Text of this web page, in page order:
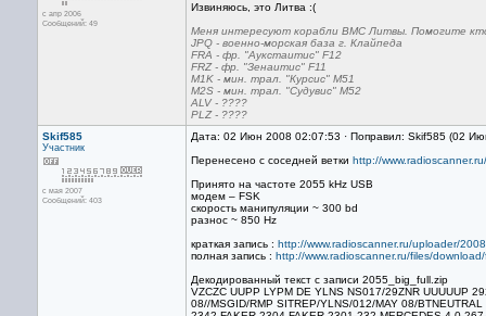
с апр 2006
Сообщений: 49
Извиняюсь, это Литва :(
Меня интересуют корабли ВМС Литвы. Помогите
JPQ - военно-морская база г. Клайпеда
FRA - фр. "Аукстаитис" F12
FRZ - фр. "Зенаитис" F11
M1K - мин. трал. "Курсис" M51
M2S - мин. трал. "Судувис" M52
ALV - ????
PLZ - ????
Skif585
Участник
с мая 2007
Сообщений: 403
Дата: 02 Июн 2008 02:07:53 · Поправил: Skif585 (02
Перенесено с соседней ветки http://
Принято на частоте 2055 kHz USB
модем – FSK
скорость манипуляции ~ 300 bd
разнос ~ 850 Hz
краткая запись : http://www.radioscanner.ru/uploader/
полная запись : http://www.radioscanner.ru/files/
Декодированный текст с записи 2055_big_full.zip
VZCZC UUPP LYPM DE YLNS NS017/29ZNR UUUUUP
08//MSGID/RMP SITREP/YLNS/012/MAY 08/